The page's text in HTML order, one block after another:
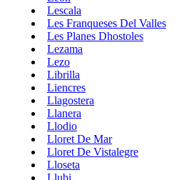
Lescala
Les Franqueses Del Valles
Les Planes Dhostoles
Lezama
Lezo
Librilla
Liencres
Llagostera
Llanera
Llodio
Lloret De Mar
Lloret De Vistalegre
Lloseta
Llubi